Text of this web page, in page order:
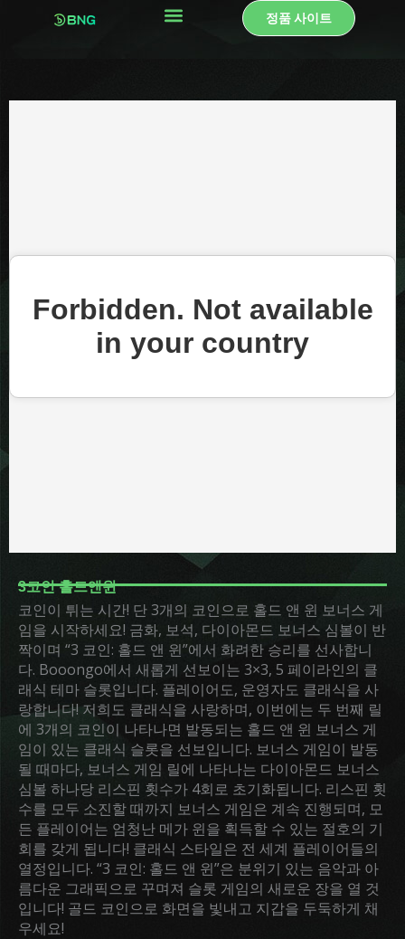
정품 사이트
3코인 홀드앤윈
코인이 튀는 시간! 단 3개의 코인으로 홀드 앤 윈 보너스 게
임을 시작하세요! 금화, 보석, 다이아몬드 보너스 심볼이 반
짝이며 “3 코인: 홀드 앤 윈”에서 화려한 승리를 선사합니
다. Booongo에서 새롭게 선보이는 3×3, 5 페이라인의 클
래식 테마 슬롯입니다. 플레이어도, 운영자도 클래식을 사
랑합니다! 저희도 클래식을 사랑하며, 이번에는 두 번째 릴
에 3개의 코인이 나타나면 발동되는 홀드 앤 윈 보너스 게
임이 있는 클래식 슬롯을 선보입니다. 보너스 게임이 발동
될 때마다, 보너스 게임 릴에 나타나는 다이아몬드 보너스
심볼 하나당 리스핀 횟수가 4회로 초기화됩니다. 리스핀 횟
수를 모두 소진할 때까지 보너스 게임은 계속 진행되며, 모
든 플레이어는 엄청난 메가 윈을 획득할 수 있는 절호의 기
회를 갖게 됩니다! 클래식 스타일은 전 세계 플레이어들의
열정입니다. “3 코인: 홀드 앤 윈”은 분위기 있는 음악과 아
름다운 그래픽으로 꾸며져 슬롯 게임의 새로운 장을 열 것
입니다! 골드 코인으로 화면을 빛내고 지갑을 두둑하게 채
우세요!